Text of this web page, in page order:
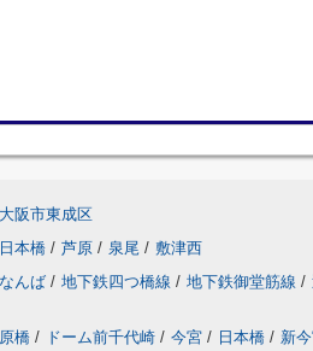
大阪市東成区
日本橋 / 芦原 / 泉尾 / 敷津西
んば / 地下鉄四つ橋線 / 地下鉄御堂筋線 /
橋 / ドーム前千代崎 / 今宮 / 日本橋 / 新